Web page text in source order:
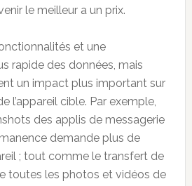
le meilleur a un prix.
et une
rapide des données, mais
un impact plus important sur
l’appareil cible. Par exemple,
des applis de messagerie
demande plus de
; tout comme le transfert de
toutes les photos et vidéos de